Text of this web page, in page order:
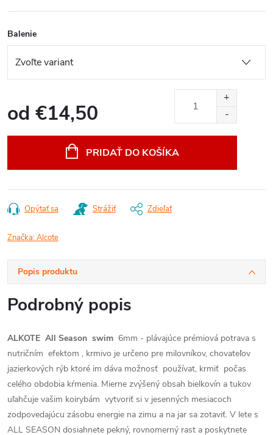
Balenie
od €14,50
PRIDAŤ DO KOŠÍKA
Opýtať sa Strážiť Zdieľať
Značka:Alcote
Popis produktu
Podrobný popis
ALKOTE All Season swim 6mm - plávajúce prémiová potrava s
nutričním efektom , krmivo je určeno pre milovníkov, chovateľov
jazierkových rýb ktoré im dáva možnosť používat, krmiť počas
celého obdobia kŕmenia. Mierne zvýšený obsah bielkovín a tukov
uľahčuje vašim koirybám vytvoriť si v jesenných mesiacoch
zodpovedajúcu zásobu energie na zimu a na jar sa zotaviť. V lete s
ALL SEASON dosiahnete pekný, rovnomerný rast a poskytnete